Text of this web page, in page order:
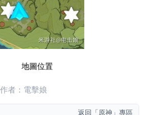
地圖位置
者：電擊娘
返回 「原神」專區